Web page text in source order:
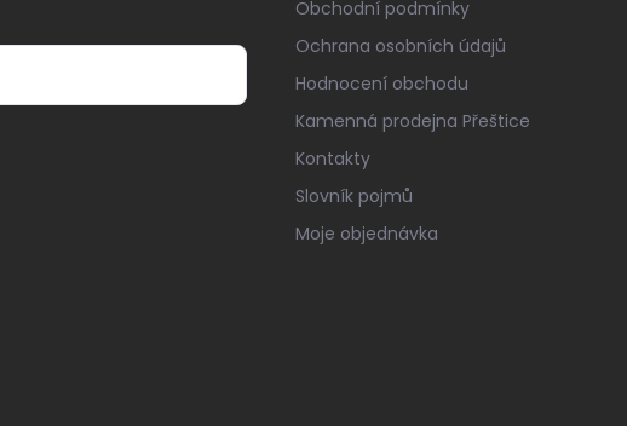
Obchodní podmínky
Ochrana osobních údajů
Hodnocení obchodu
Kamenná prodejna Přeštice
Kontakty
Slovník pojmů
Moje objednávka